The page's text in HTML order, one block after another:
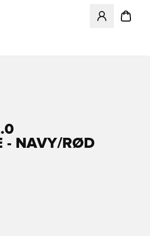
Åbner en
- NAVY/RØD